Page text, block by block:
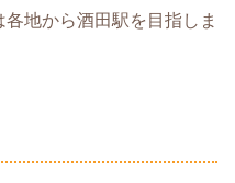
地から酒田駅を目指しま